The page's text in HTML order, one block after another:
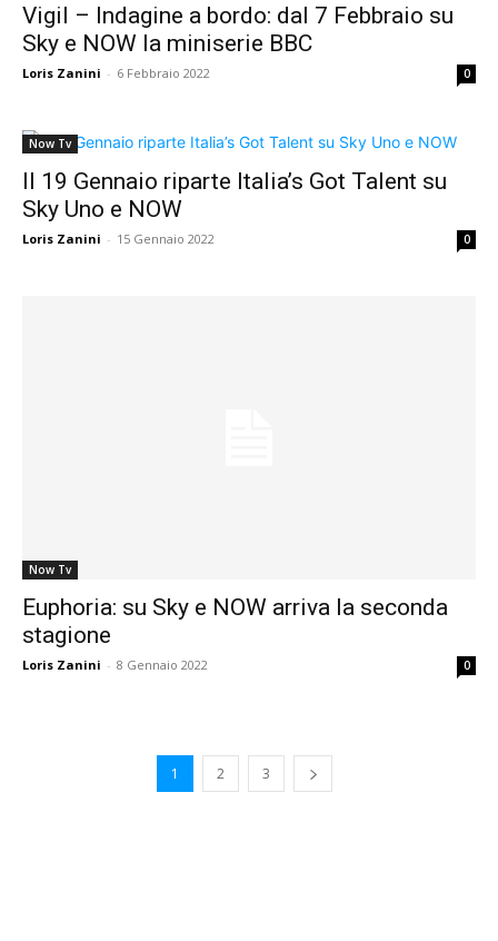
Vigil – Indagine a bordo: dal 7 Febbraio su
Sky e NOW la miniserie BBC
Loris Zanini - 6 Febbraio 2022 0
Now Tv
Il 19 Gennaio riparte Italia’s Got Talent su
Sky Uno e NOW
Loris Zanini - 15 Gennaio 2022 0
Now Tv
Euphoria: su Sky e NOW arriva la seconda
stagione
Loris Zanini - 8 Gennaio 2022 0
1 2 3